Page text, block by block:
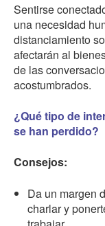
Sentirse
una necesidad
distanciamiento
afectarán al
de las
acostumbrados.
¿Qué tipo de
se han perdido?
Consejos:
Da un margen
charlar y